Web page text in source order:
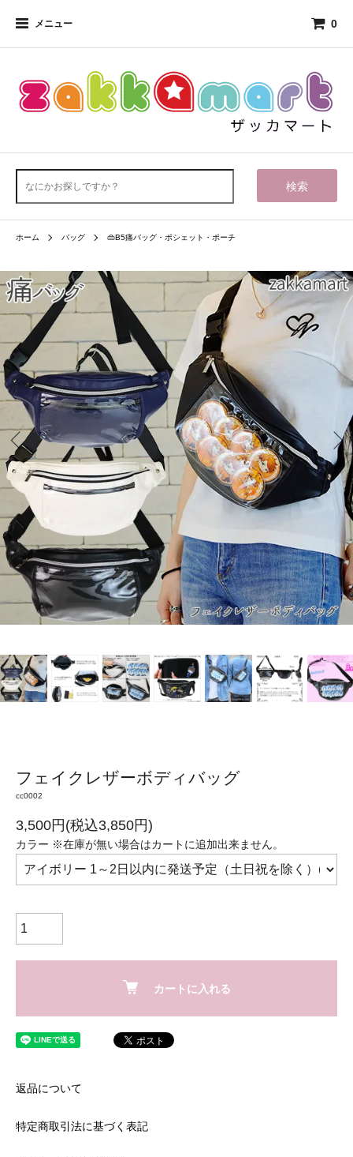
メニュー 0
検索
ホーム バッグ 👜B5痛バッグ・ポシェット・ポーチ
フェイクレザーボディバッグ
cc0002
3,500円(税込3,850円)
カラー ※在庫が無い場合はカートに追加出来ません。
カートに入れる
返品について
特定商取引法に基づく表記